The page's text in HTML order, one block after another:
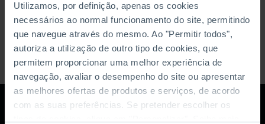
Utilizamos, por definição, apenas os cookies
necessários ao normal funcionamento do site, permitindo
que navegue através do mesmo. Ao "Permitir todos",
autoriza a utilização de outro tipo de cookies, que
permitem proporcionar uma melhor experiência de
navegação, avaliar o desempenho do site ou apresentar
as melhores ofertas de produtos e serviços, de acordo
com as suas preferências. Se pretender escolher os